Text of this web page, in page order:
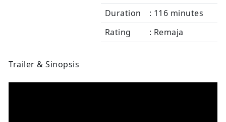
Duration
: 116 minutes
Rating
: Remaja
Trailer & Sinopsis